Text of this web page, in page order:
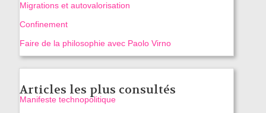
Migrations et autovalorisation
Confinement
Faire de la philosophie avec Paolo Virno
Articles les plus consultés
Manifeste technopolitique